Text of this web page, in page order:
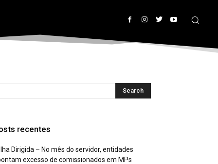
recentes
Dirigida – No mês do servidor, entidades
excesso de comissionados em MPs